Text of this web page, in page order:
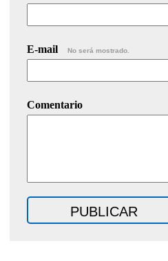
E-mail No será mostrado.
Comentario